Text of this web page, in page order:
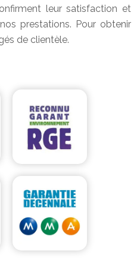
leur satisfaction et
prestations. Pour obtenir
de clientèle.